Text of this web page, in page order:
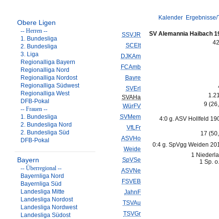
Obere Ligen
-- Herren --
1. Bundesliga
2. Bundesliga
3. Liga
Regionalliga Bayern
Regionalliga Nord
Regionalliga Nordost
Regionalliga Südwest
Regionalliga West
DFB-Pokal
-- Frauen --
1. Bundesliga
2. Bundesliga Nord
2. Bundesliga Süd
DFB-Pokal
Bayern
-- Überregional --
Bayernliga Nord
Bayernliga Süd
Landesliga Mitte
Landesliga Nordost
Landesliga Nordwest
Landesliga Südost
Kalender
SSVJR
SCElt
DJKAm
FCAmb
Bayre
SVErl
SVAHa
WürFV
SVMem
VfLFr
ASVHo
Weide
SpVSe
ASVNe
FSVEB
JahnF
TSVAu
TSVGr
SV Alemannia Haibach
9
4:0 g. ASV Hollfeld
17
0:4 g. SpVgg Weiden
1
1 Sp.